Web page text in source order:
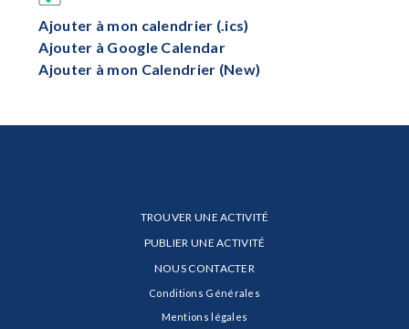
Ajouter à mon calendrier (.ics)
Ajouter à Google Calendar
Ajouter à mon Calendrier (New)
TROUVER UNE ACTIVITÉ
PUBLIER UNE ACTIVITÉ
NOUS CONTACTER
Conditions Générales
Mentions légales